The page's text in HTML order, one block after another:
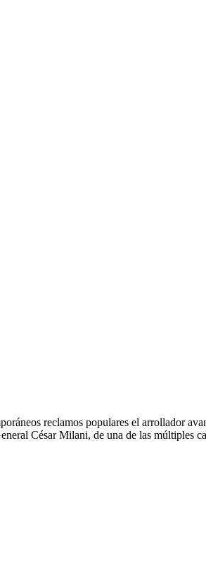
reclamos populares el arrollador
César Milani, de una de las múltiples